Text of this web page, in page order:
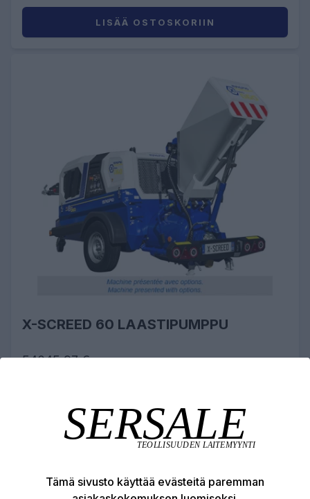
LISÄÄ OSTOSKORIIN
X-SCREED 60 LAASTIPUMPPU
54045,97 €
Tämä sivusto käyttää evästeitä paremman